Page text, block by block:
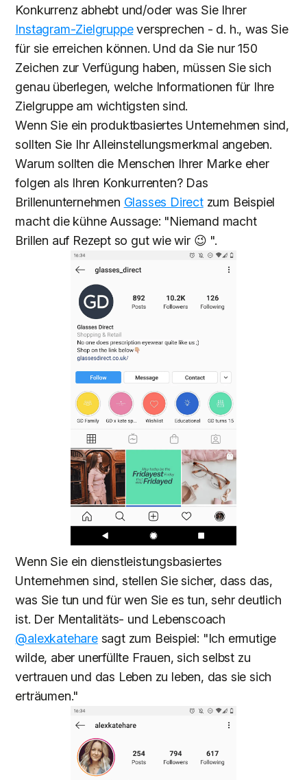
Konkurrenz abhebt und/oder was Sie Ihrer
Instagram-Zielgruppeversprechen - d. h., was Sie
für sie erreichen können. Und da Sie nur 150
Zeichen zur Verfügung haben, müssen Sie sich
genau überlegen, welche Informationen für Ihre
Zielgruppe am wichtigsten sind.
Wenn Sie ein produktbasiertes Unternehmen sind,
sollten Sie Ihr Alleinstellungsmerkmal angeben.
Warum sollten die Menschen Ihrer Marke eher
folgen als Ihren Konkurrenten? Das
Brillenunternehmen Glasses Directzum Beispiel
macht die kühne Aussage: "Niemand macht
Brillen auf Rezept so gut wie wir 😉 ".
Wenn Sie ein dienstleistungsbasiertes
Unternehmen sind, stellen Sie sicher, dass das,
was Sie tun und für wen Sie es tun, sehr deutlich
ist. Der Mentalitäts- und Lebenscoach
@alexkateharesagt zum Beispiel: "Ich ermutige
wilde, aber unerfüllte Frauen, sich selbst zu
vertrauen und das Leben zu leben, das sie sich
erträumen."